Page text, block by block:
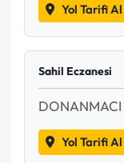
Yol Tarifi Al
Sahil Eczanesi
Yol Tarifi Al